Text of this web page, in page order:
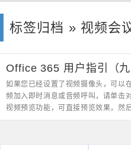
标签归档 » 视频会
Office 365 用户指引（
如果您已经设置了视频摄像头，可以
频加入即时消息或音频呼叫，请单击
视频预览功能，可直接预览效果，然